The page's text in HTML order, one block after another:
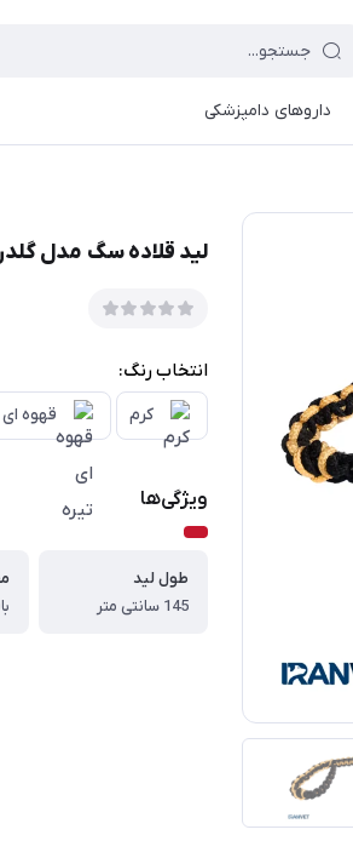
داروهای دامپزشکی
لید قلاده سگ مدل
انتخاب رنگ:
کرم قهوه ای
ویژگی‌ها
طول لید
145 سانتی متر